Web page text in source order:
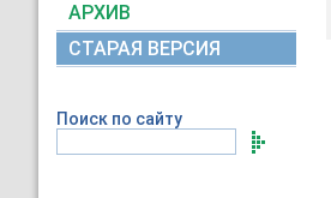
АРХИВ
СТАРАЯ ВЕРСИЯ
Поиск по сайту